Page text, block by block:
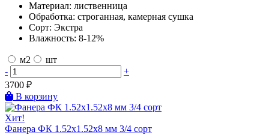
Материал: лиственница
Обработка: строганная, камерная сушка
Сорт: Экстра
Влажность: 8-12%
м2
шт
-
+
3700 ₽
В корзину
Хит!
Фанера ФК 1.52х1.52х8 мм 3/4 сорт